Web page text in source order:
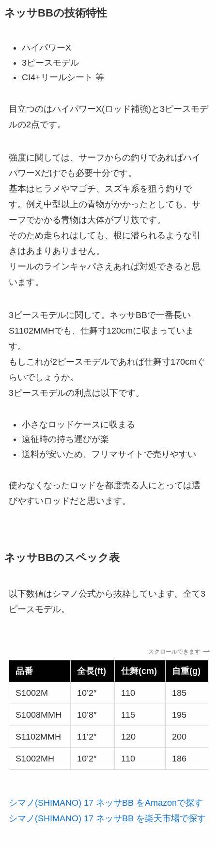
ネッサBBの技術特性
ハイパワーX
3ピースモデル
CI4+リールシート 等
目立つのはハイパワーX(ロッド補強)と3ピースモデ
ルの2点です。
強度に関しては、サーフからの釣りであればハイ
パワーXだけでも必要十分です。
基本はヒラメやマゴチ、スズキ系を狙う釣りで
す。例え中型以上の青物がかかったとしても、サ
ーフでかかる青物は大体がブリ族です。
そのため走られはしても、根に潜られるような引
きはあまりありません。
リールのラインキャパさえあれば対処できると思
います。
3ピースモデルに関して。ネッサBBで一番長い
S1102MMHでも、仕舞寸120cmに収まっていま
す。
もしこれが2ピースモデルであれば仕舞寸170cmぐ
らいでしょうか。
3ピースモデルの利点は以下です。
小さなロッドケースに収まる
遠征時の持ち運びが楽
送料が安いため、フリマサイトで売りやすい
使わなくなったロッドを都度売る人にとっては選
びやすいロッドだと思います。
ネッサBBのスペック表
以下数値はシマノ公式から抜粋しています。全て3
ピースモデル。
スクロールできます
品番 全長(ft) 仕舞(cm) 自重(g)
S1002M 10’2″ 110 185
S1008MMH 10’8″ 115 195
S1102MMH 11’2″ 120 200
S1002MH 10’2″ 110 186
シマノ(SHIMANO) 17 ネッサBB をAmazonで探す
シマノ(SHIMANO) 17 ネッサBB を楽天市場で探す